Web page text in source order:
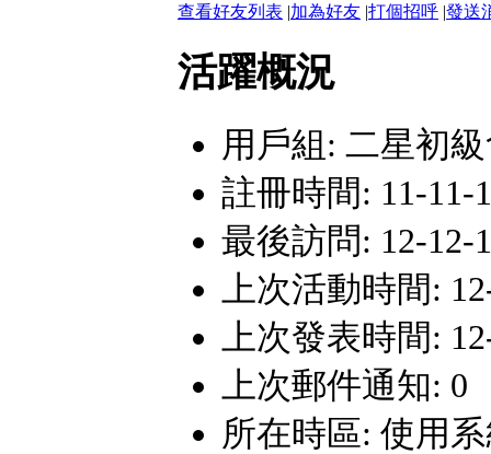
查看好友列表 |加為好友 |打個招呼 |發送
活躍概況
用戶組: 二星初
註冊時間: 11-11-
最後訪問: 12-12-
上次活動時間:
上次發表時間:
上次郵件通知: 0
所在時區: 使用